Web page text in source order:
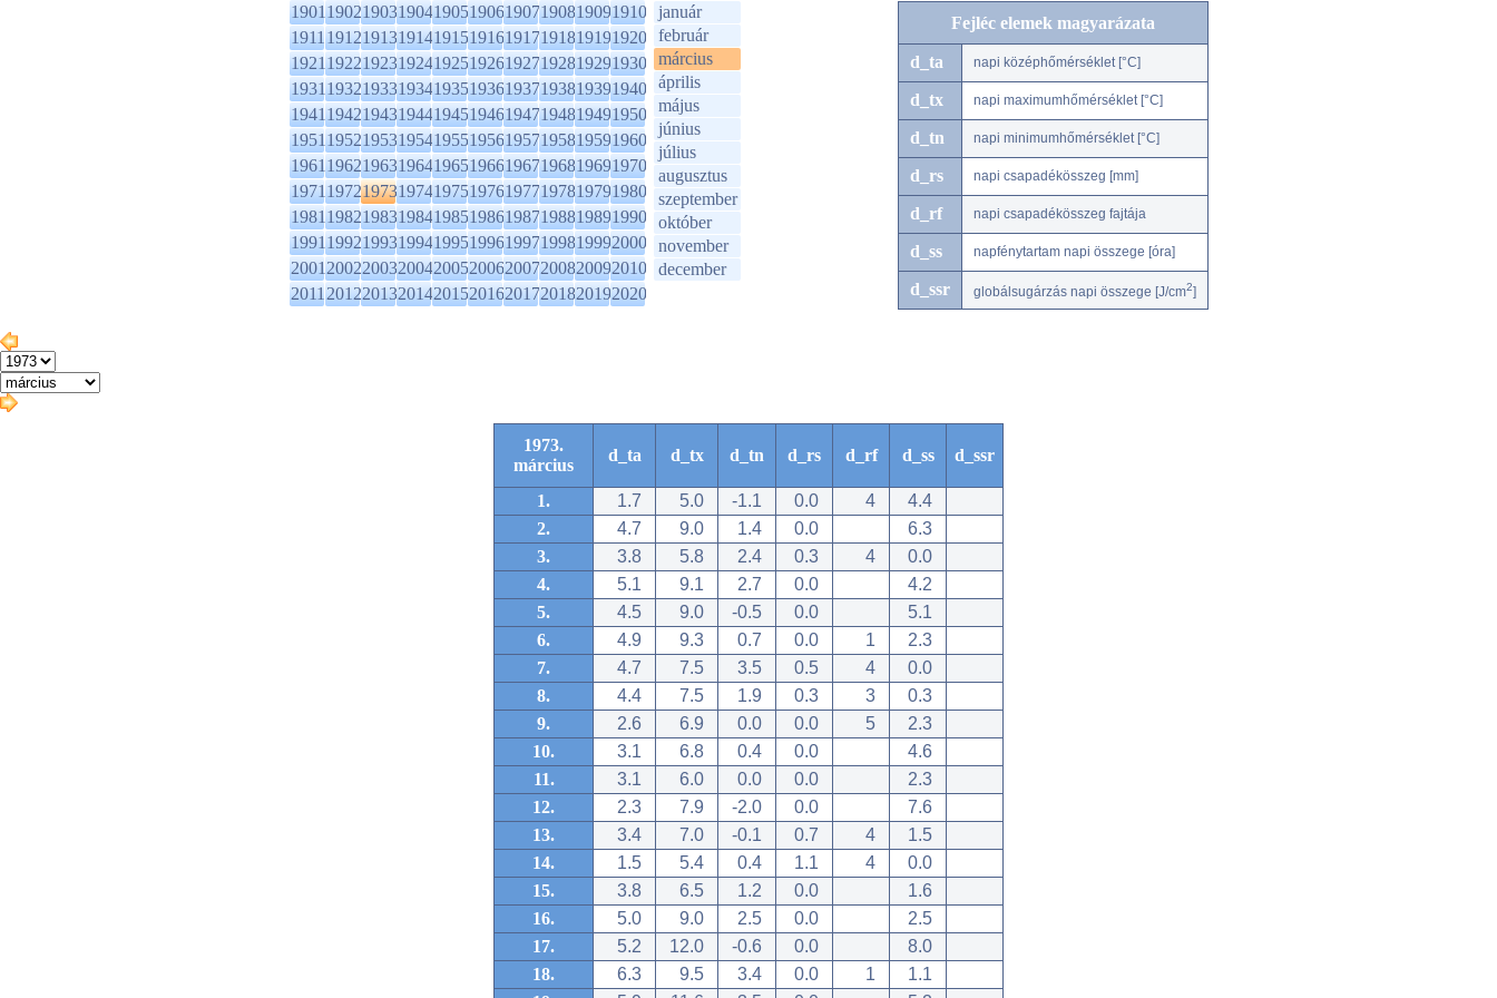
1901190219031904190519061907190819091910
1911191219131914191519161917191819191920
1921192219231924192519261927192819291930
1931193219331934193519361937193819391940
1941194219431944194519461947194819491950
1951195219531954195519561957195819591960
1961196219631964196519661967196819691970
1971197219731974197519761977197819791980
1981198219831984198519861987198819891990
1991199219931994199519961997199819992000
2001200220032004200520062007200820092010
2011201220132014201520162017201820192020
január
február
március
április
május
június
július
augusztus
szeptember
október
november
december
Fejléc elemek magyarázata
d_ta napi középhőmérséklet [°C]
d_tx napi maximumhőmérséklet [°C]
d_tn napi minimumhőmérséklet [°C]
d_rs napi csapadékösszeg [mm]
d_rf napi csapadékösszeg fajtája
d_ss napfénytartam napi összege [óra]
d_ssr globálsugárzás napi összege [J/cm2]
1973.
március
d_ta d_tx d_tn d_rs d_rf d_ss d_ssr
1. 1.7 5.0 -1.1 0.0 4
4.4
2.
4.7 9.0 1.4 0.0
6.3
3.
3.8 5.8 2.4 0.3 4
0.0
4.
5.1 9.1 2.7 0.0
4.2
5.
4.5 9.0 -0.5 0.0
5.1
6.
4.9 9.3 0.7 0.0 1
2.3
7.
4.7 7.5 3.5 0.5 4
0.0
8.
4.4 7.5 1.9 0.3 3
0.3
9.
2.6 6.9 0.0 0.0 5
2.3
10.
3.1 6.8 0.4 0.0
4.6
11.
3.1 6.0 0.0 0.0
2.3
12.
2.3 7.9 -2.0 0.0
7.6
13.
3.4 7.0 -0.1 0.7 4
1.5
14.
1.5 5.4 0.4 1.1 4
0.0
15.
3.8 6.5 1.2 0.0
1.6
16.
5.0 9.0 2.5 0.0
2.5
17.
5.2 12.0 -0.6 0.0
8.0
18.
6.3 9.5 3.4 0.0 1
1.1